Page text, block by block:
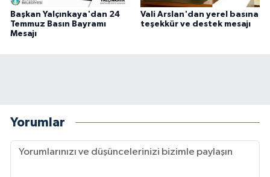
Başkan Yalçınkaya'dan 24
Temmuz Basın Bayramı
Mesajı
Vali Arslan'dan yerel basına
teşekkür ve destek mesajı
Yorumlar